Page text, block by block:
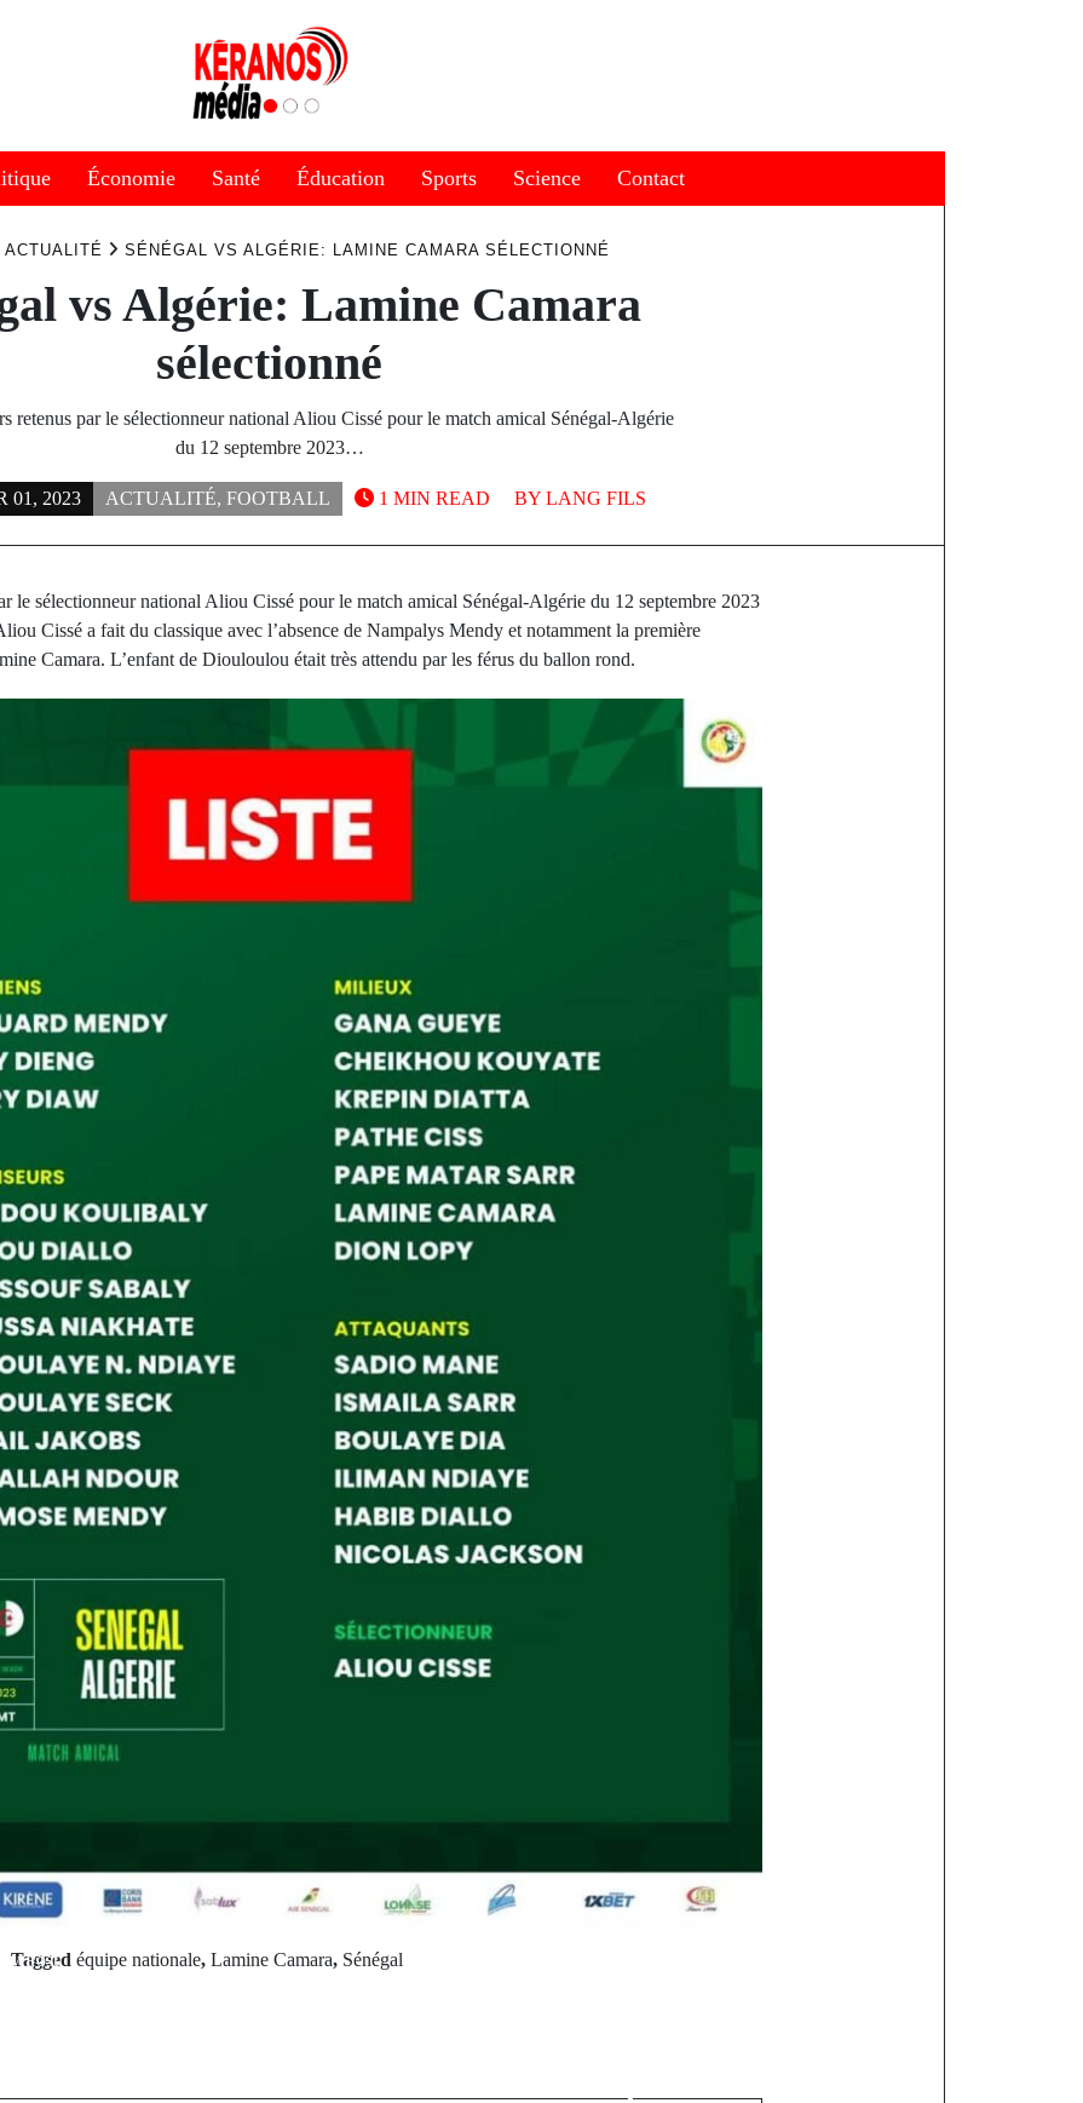
Économie Santé Éducation Sports Science Contact
ACTUALITÉ SÉNÉGAL VS ALGÉRIE: LAMINE CAMARA SÉLECTIONNÉ
vs Algérie: Lamine Camara
sélectionné
retenus par le sélectionneur national Aliou Cissé pour le match amical Sénégal-Algérie
du 12 septembre 2023…
01, 2023 ACTUALITÉ, FOOTBALL BY LANG FILS
1 MIN READ
le sélectionneur national Aliou Cissé pour le match amical Sénégal-Algérie du 12 septembre 2023
Cissé a fait du classique avec l’absence de Nampalys Mendy et notamment la première
Camara. L’enfant de Diouloulou était très attendu par les férus du ballon rond.
Tagged équipe nationale, Lamine Camara, Sénégal
Post
: